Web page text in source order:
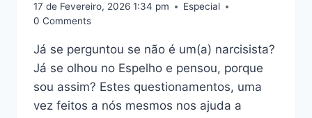
17 de Fevereiro, 2026 1:34 pm
Especial
0 Comments
Já se perguntou se não é um(a) narcisista?
Já se olhou no Espelho e pensou, porque
sou assim? Estes questionamentos, uma
vez feitos a nós mesmos nos ajuda a